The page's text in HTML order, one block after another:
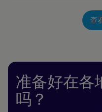
查
准备好在各
吗？